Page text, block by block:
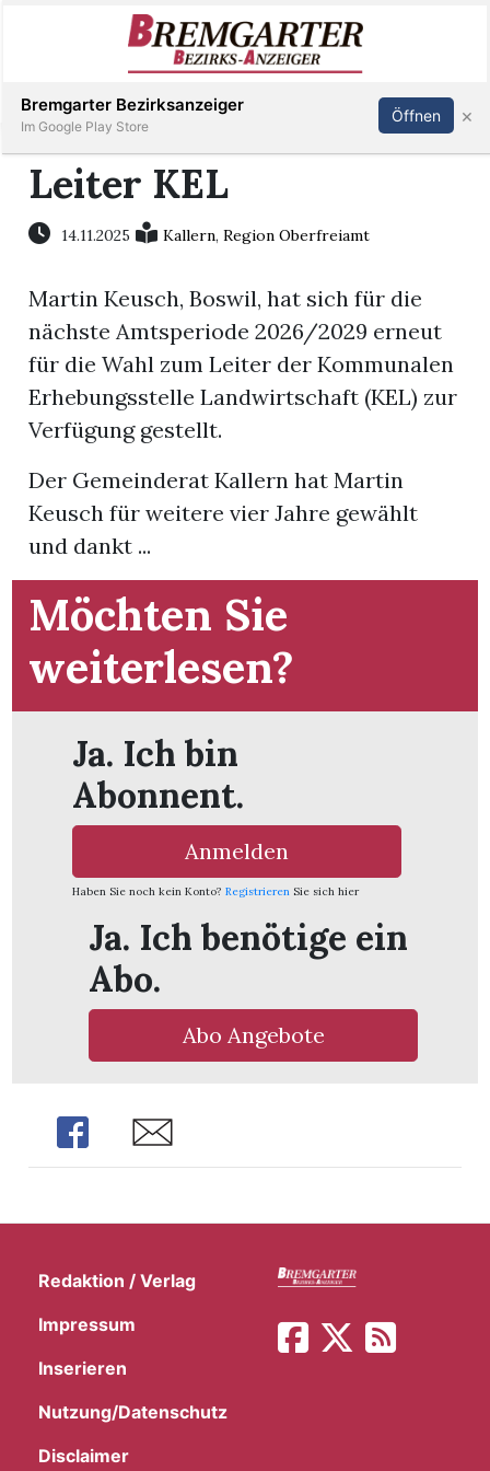
Immobilien
Stellen
E-
Paper
Newsletter
App
Bremgarten
Inserieren Abonnieren Anmelden
Leiter KEL
14.11.2025 Kallern,Region Oberfreiamt
Martin Keusch, Boswil, hat sich für die
nächste Amtsperiode 2026/2029 erneut
für die Wahl zum Leiter der Kommunalen
Erhebungsstelle Landwirtschaft (KEL) zur
Verfügung gestellt.
Der Gemeinderat Kallern hat Martin
Keusch für weitere vier Jahre gewählt
und dankt ...
Möchten Sie
weiterlesen?
Ja. Ich bin
Abonnent.
Anmelden
Haben Sie noch kein Konto? Registrieren Sie sich hier
Ja. Ich benötige ein
Abo.
Abo Angebote
Share Share
Redaktion / Verlag
Impressum
Inserieren
Nutzung/Datenschutz
Disclaimer
Bremgarter Bezirksanzeiger
Im Google Play Store
Öffnen ×